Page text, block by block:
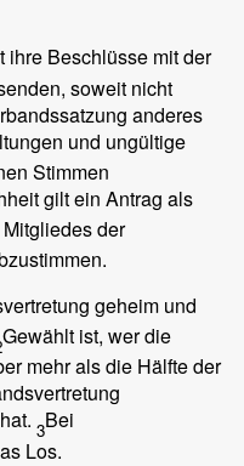
ihre Beschlüsse mit der
soweit nicht
anderes
und ungültige
Stimmen
gilt ein Antrag als
der
geheim und
Gewählt ist, wer die
mehr als die Hälfte der
3Bei
Los.